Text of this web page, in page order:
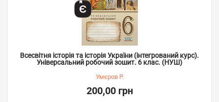
Всесвітня історія та історія України (інтегрований курс).
Універсальний робочий зошит. 6 клас. (НУШ)
Умєров Р.
200,00 грн